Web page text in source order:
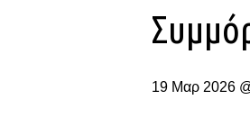
19 Μαρ 2026